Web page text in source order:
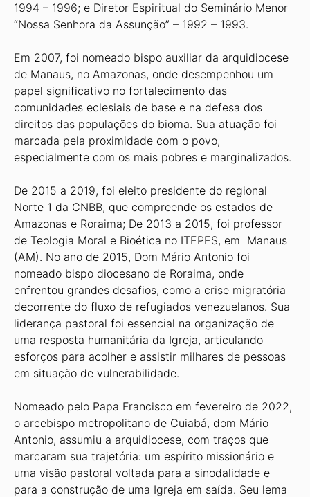
1994 – 1996; e Diretor Espiritual do Seminário Menor
“Nossa Senhora da Assunção” – 1992 – 1993.
Em 2007, foi nomeado bispo auxiliar da arquidiocese
de Manaus, no Amazonas, onde desempenhou um
papel significativo no fortalecimento das
comunidades eclesiais de base e na defesa dos
direitos das populações do bioma. Sua atuação foi
marcada pela proximidade com o povo,
especialmente com os mais pobres e marginalizados.
De 2015 a 2019, foi eleito presidente do regional
Norte 1 da CNBB, que compreende os estados de
Amazonas e Roraima; De 2013 a 2015, foi professor
de Teologia Moral e Bioética no ITEPES, em Manaus
(AM). No ano de 2015, Dom Mário Antonio foi
nomeado bispo diocesano de Roraima, onde
enfrentou grandes desafios, como a crise migratória
decorrente do fluxo de refugiados venezuelanos. Sua
liderança pastoral foi essencial na organização de
uma resposta humanitária da Igreja, articulando
esforços para acolher e assistir milhares de pessoas
em situação de vulnerabilidade.
Nomeado pelo Papa Francisco em fevereiro de 2022,
o arcebispo metropolitano de Cuiabá, dom Mário
Antonio, assumiu a arquidiocese, com traços que
marcaram sua trajetória: um espírito missionário e
uma visão pastoral voltada para a sinodalidade e
para a construção de uma Igreja em saída. Seu lema